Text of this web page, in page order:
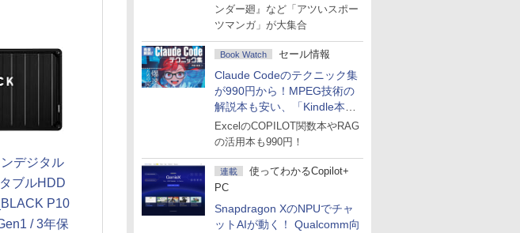
ンダー廻』など「アツいスポー
ツマンガ」が大集合
Book Watch セール情報
Claude Codeのテクニック集
が990円から！MPEG技術の
解説本も安い、「Kindle本サ
マーセール」第2弾開始！
ExcelのCOPILOT関数本やRAG
の活用本も990円！
連載
使ってわかるCopilot+
PC
Snapdragon XのNPUでチャ
ットAIが動く！ Qualcomm向
デジタル
ブルHDD
P10
/ 3年保